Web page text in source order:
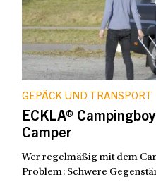
GEPÄCK UND TRANSPORT
ECKLA®
Camper
Wer regelmäßig mit dem
Problem: Schwere